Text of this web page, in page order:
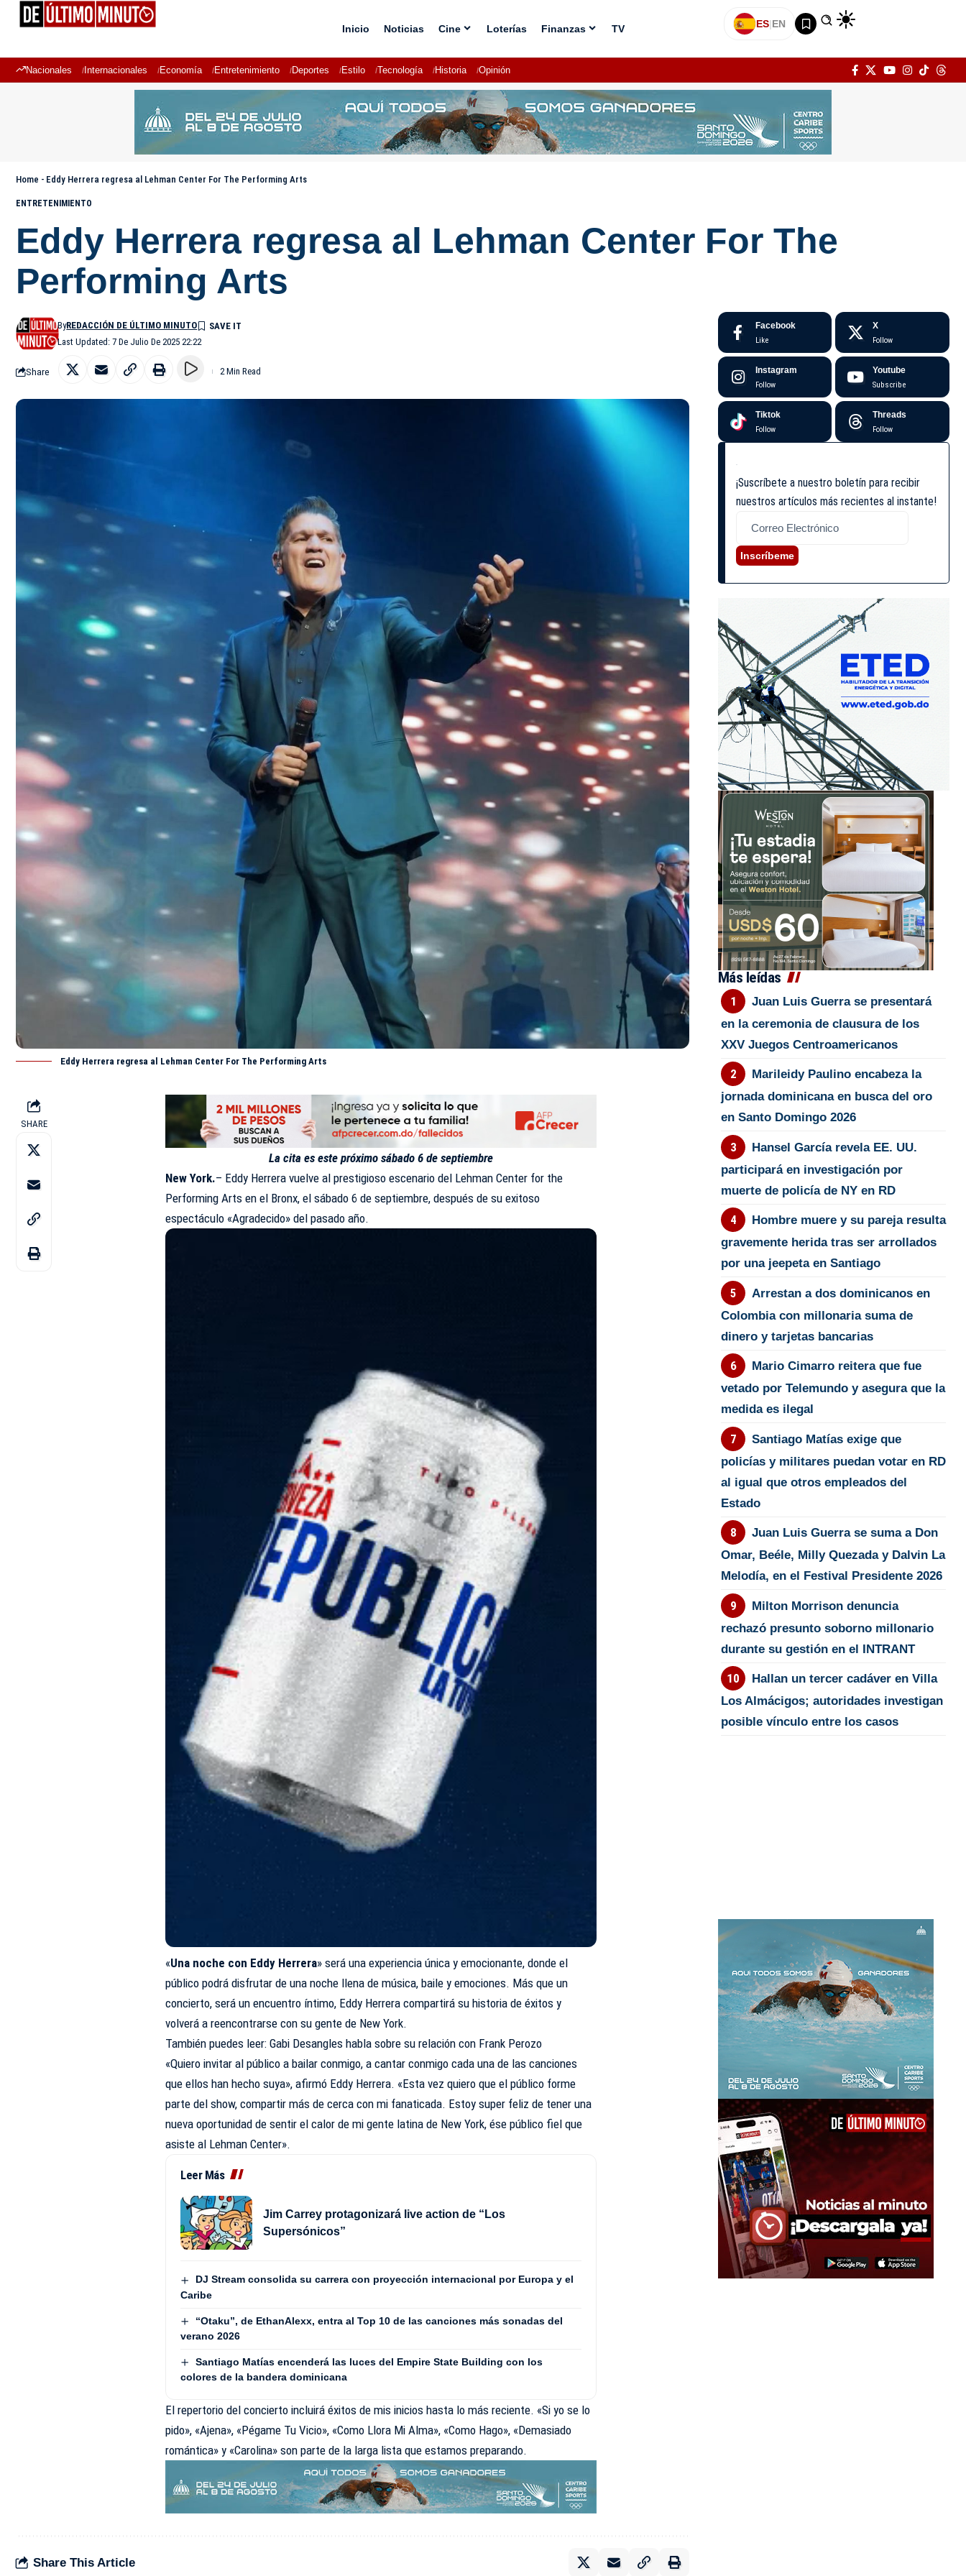
Inicio Noticias Cine Loterías Finanzas TV ES|EN
Nacionales Internacionales Economía Entretenimiento Deportes Estilo Tecnología Historia Opinión
Home - Eddy Herrera regresa al Lehman Center For The Performing Arts
ENTRETENIMIENTO
Eddy Herrera regresa al Lehman Center For The
Performing Arts
Last Updated: 7 De Julio De 2025 22:22
ByREDACCIÓN DE ÚLTIMO MINUTO
Share 2 Min Read
Eddy Herrera regresa al Lehman Center For The Performing Arts
SHARE
La cita es este próximo sábado 6 de septiembre
New York.– Eddy Herrera vuelve al prestigioso escenario del Lehman Center for the
Performing Arts en el Bronx, el sábado 6 de septiembre, después de su exitoso
espectáculo «Agradecido» del pasado año.
«Una noche con Eddy Herrera» será una experiencia única y emocionante, donde el
público podrá disfrutar de una noche llena de música, baile y emociones. Más que un
concierto, será un encuentro íntimo, Eddy Herrera compartirá su historia de éxitos y
volverá a reencontrarse con su gente de New York.
También puedes leer:Gabi Desangles habla sobre su relación con Frank Perozo
«Quiero invitar al público a bailar conmigo, a cantar conmigo cada una de las canciones
que ellos han hecho suya», afirmó Eddy Herrera. «Esta vez quiero que el público forme
parte del show, compartir más de cerca con mi fanaticada. Estoy super feliz de tener una
nueva oportunidad de sentir el calor de mi gente latina de New York, ése público fiel que
asiste al Lehman Center».
Leer Más
Jim Carrey protagonizará live action de “Los
Supersónicos”
DJ Stream consolida su carrera con proyección internacional por Europa y el
Caribe
“Otaku”, de EthanAlexx, entra al Top 10 de las canciones más sonadas del
verano 2026
Santiago Matías encenderá las luces del Empire State Building con los
colores de la bandera dominicana
El repertorio del concierto incluirá éxitos de mis inicios hasta lo más reciente. «Si yo se lo
pido», «Ajena», «Pégame Tu Vicio», «Como Llora Mi Alma», «Como Hago», «Demasiado
romántica» y «Carolina» son parte de la larga lista que estamos preparando.
Share This Article
Facebook
Like
X
Follow
Instagram
Follow
Youtube
Subscribe
Tiktok
Follow
Threads
Follow
¡Suscríbete a nuestro boletín para recibir
nuestros artículos más recientes al instante!
Inscríbeme
Más leídas
Juan Luis Guerra se presentará
en la ceremonia de clausura de los
XXV Juegos Centroamericanos
Marileidy Paulino encabeza la
jornada dominicana en busca del oro
en Santo Domingo 2026
Hansel García revela EE. UU.
participará en investigación por
muerte de policía de NY en RD
Hombre muere y su pareja resulta
gravemente herida tras ser arrollados
por una jeepeta en Santiago
Arrestan a dos dominicanos en
Colombia con millonaria suma de
dinero y tarjetas bancarias
Mario Cimarro reitera que fue
vetado por Telemundo y asegura que la
medida es ilegal
Santiago Matías exige que
policías y militares puedan votar en RD
al igual que otros empleados del
Estado
Juan Luis Guerra se suma a Don
Omar, Beéle, Milly Quezada y Dalvin La
Melodía, en el Festival Presidente 2026
Milton Morrison denuncia
rechazó presunto soborno millonario
durante su gestión en el INTRANT
Hallan un tercer cadáver en Villa
Los Almácigos; autoridades investigan
posible vínculo entre los casos